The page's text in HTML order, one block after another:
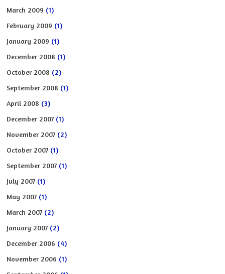
March 2009 (1)
February 2009 (1)
January 2009 (1)
December 2008 (1)
October 2008 (2)
September 2008 (1)
April 2008 (3)
December 2007 (1)
November 2007 (2)
October 2007 (1)
September 2007 (1)
July 2007 (1)
May 2007 (1)
March 2007 (2)
January 2007 (2)
December 2006 (4)
November 2006 (1)